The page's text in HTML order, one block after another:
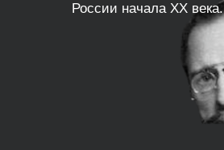
России начала XX века.